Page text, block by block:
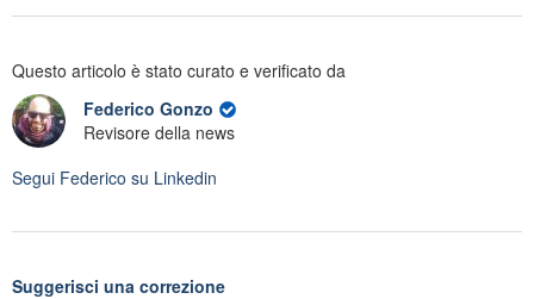
Questo articolo è stato curato e verificato da
Federico Gonzo
Revisore della news
Segui Federico su Linkedin
Suggerisci una correzione